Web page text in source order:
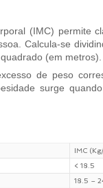
(IMC) permite
Calcula-se
(em metros).
de peso
surge
IMC
< 18.5
18.5 –